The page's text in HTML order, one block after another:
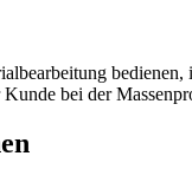
bedienen,
bei der